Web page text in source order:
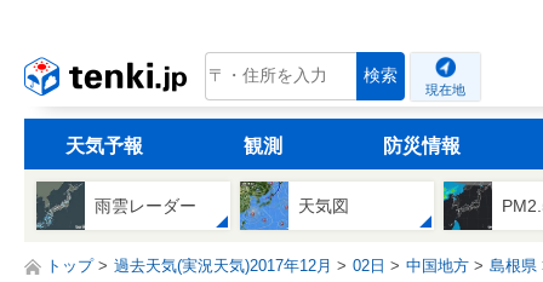
tenki.jp 検索
現在地
天気予報 観測 防災情報
雨雲レーダー 天気図
トップ 過去天気(実況天気)2017年12月 02日 中国地方 島根県